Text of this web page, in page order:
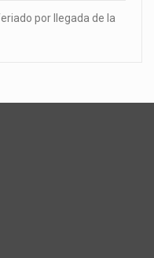
por llegada de la